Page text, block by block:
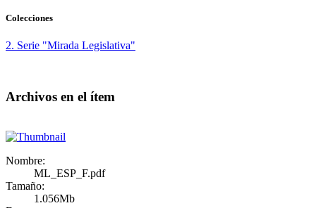
Colecciones
2. Serie "Mirada Legislativa"
Archivos en el ítem
Nombre:
ML_ESP_F.pdf
Tamaño:
1.056Mb